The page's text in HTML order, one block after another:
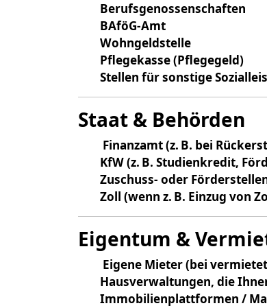
Berufsgenossenschaften
BAföG-Amt
Wohngeldstelle
Pflegekasse (Pflegegeld)
Stellen für sonstige
Staat & Behörden
Finanzamt (z. B. bei
KfW (z. B. Studienkredit,
Zuschuss- oder
Zoll (wenn z. B. Einzug von
Eigentum &
Eigene Mieter (bei
Hausverwaltungen, die
Immobilienplattformen /